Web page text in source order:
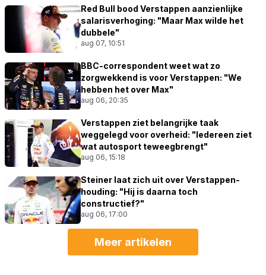
Red Bull bood Verstappen aanzienlijke
salarisverhoging: "Maar Max wilde het
dubbele"
aug 07, 10:51
BBC-correspondent weet wat zo
zorgwekkend is voor Verstappen: "We
hebben het over Max"
aug 06, 20:35
Verstappen ziet belangrijke taak
weggelegd voor overheid: "Iedereen ziet
wat autosport teweegbrengt"
aug 06, 15:18
Steiner laat zich uit over Verstappen-
houding: "Hij is daarna toch
constructief?"
aug 06, 17:00
Meer artikelen